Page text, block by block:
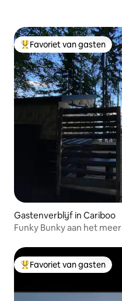
Topfavoriet van gasten
Favoriet van gasten
Gastenverblijf in Cariboo
Funky Bunky aan het meer
Topfavoriet van gasten
Favoriet van gasten